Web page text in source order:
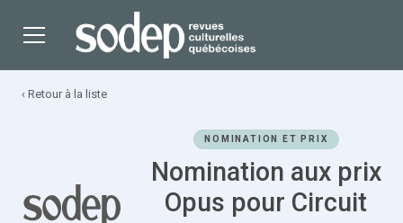
‹ Retour à la liste
NOMINATION ET PRIX
Nomination aux prix
Opus pour Circuit